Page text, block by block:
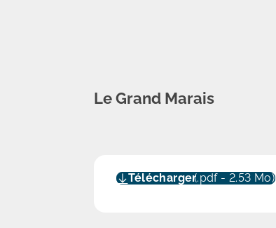
Le Grand Marais
Télécharger(.pdf - 2.53 Mo)